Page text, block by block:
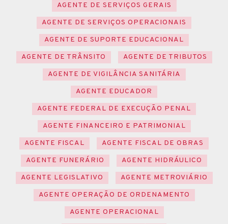
AGENTE DE SERVIÇOS GERAIS
AGENTE DE SERVIÇOS OPERACIONAIS
AGENTE DE SUPORTE EDUCACIONAL
AGENTE DE TRÂNSITO
AGENTE DE TRIBUTOS
AGENTE DE VIGILÂNCIA SANITÁRIA
AGENTE EDUCADOR
AGENTE FEDERAL DE EXECUÇÃO PENAL
AGENTE FINANCEIRO E PATRIMONIAL
AGENTE FISCAL
AGENTE FISCAL DE OBRAS
AGENTE FUNERÁRIO
AGENTE HIDRÁULICO
AGENTE LEGISLATIVO
AGENTE METROVIÁRIO
AGENTE OPERAÇÃO DE ORDENAMENTO
AGENTE OPERACIONAL